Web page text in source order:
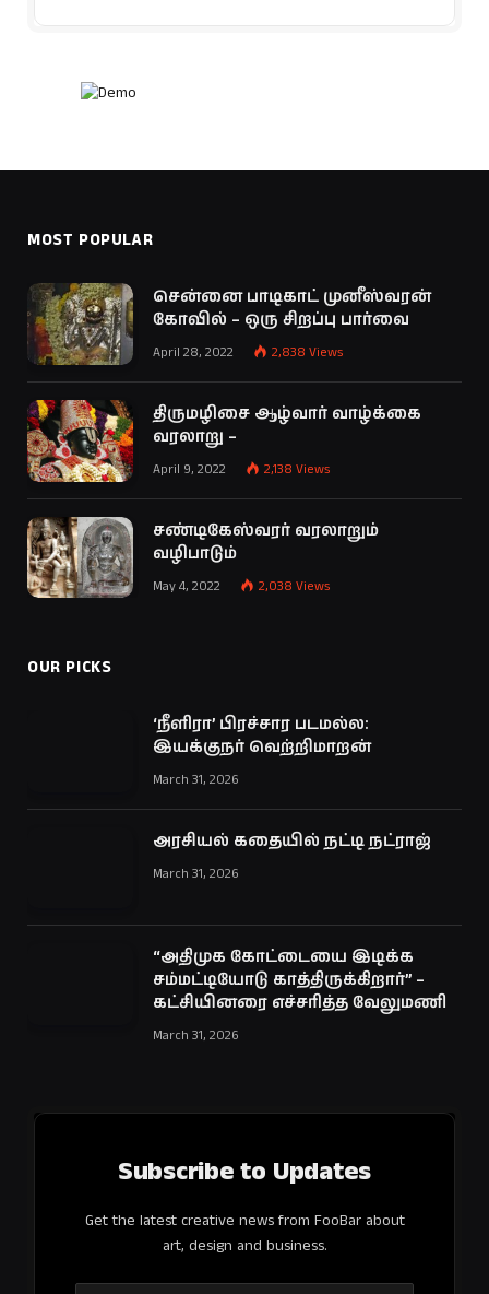
MOST POPULAR
சென்னை பாடிகாட் முனீஸ்வரன்
கோவில் – ஒரு சிறப்பு பார்வை
April 28, 2022 2,838 Views
திருமழிசை ஆழ்வார் வாழ்க்கை
வரலாறு –
April 9, 2022 2,138 Views
சண்டிகேஸ்வரர் வரலாறும்
வழிபாடும்
May 4, 2022 2,038 Views
OUR PICKS
‘நீளிரா’ பிரச்சார படமல்ல:
இயக்குநர் வெற்றிமாறன்
March 31, 2026
அரசியல் கதையில் நட்டி நட்ராஜ்
March 31, 2026
“அதிமுக கோட்டையை இடிக்க
சம்மட்டியோடு காத்திருக்கிறார்” –
கட்சியினரை எச்சரித்த வேலுமணி
March 31, 2026
Subscribe to Updates
Get the latest creative news from FooBar about
art, design and business.